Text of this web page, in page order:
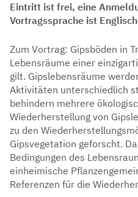
Eintritt ist frei, eine
Vortragssprache ist
Zum Vortrag: Gipsböden in
Lebensräume einer
gilt. Gipslebensräume
Aktivitäten unterschiedlich
behindern mehrere
Wiederherstellung von
zu den
Gipsvegetation geforscht.
Bedingungen des
einheimische
Referenzen für die